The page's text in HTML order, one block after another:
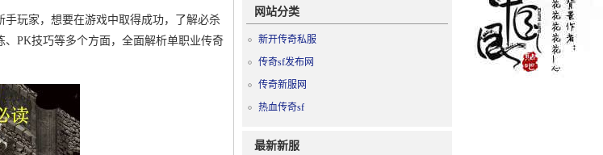
玩家，想要在游戏中取得成功，了解必杀
PK技巧等多个方面，全面解析单职业传奇
网站分类
新开传奇私服
传奇sf发布网
传奇新服网
热血传奇sf
最新新服